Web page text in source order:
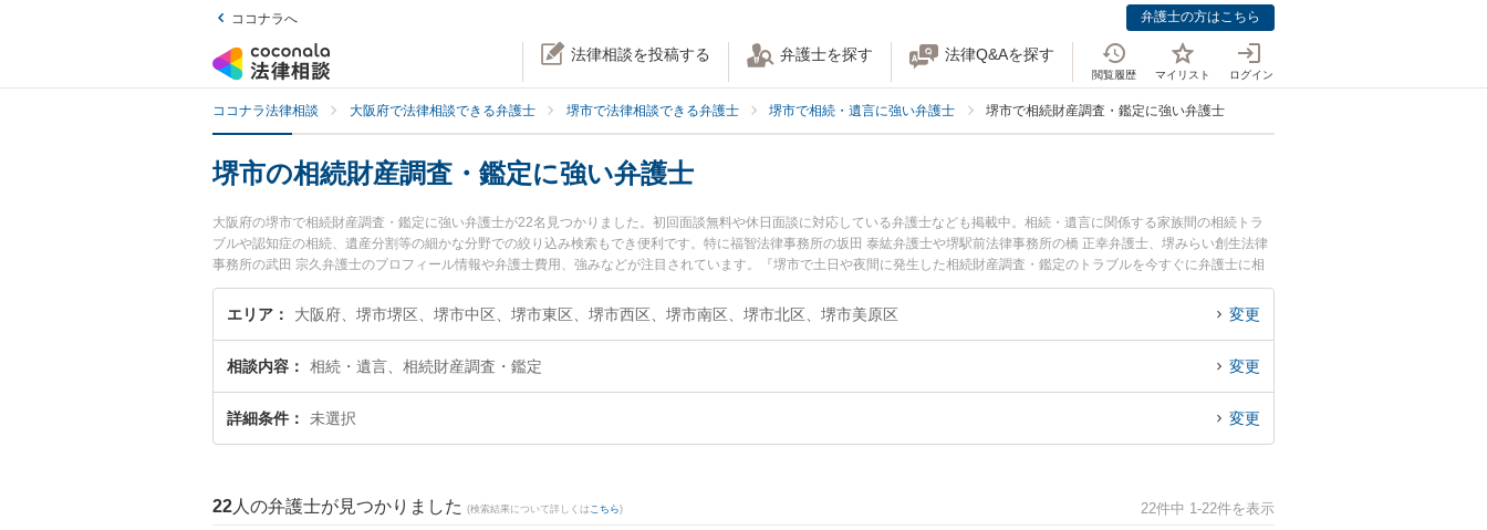
ココナラへ 弁護士の方はこちら
法律相談を投稿する 弁護士を探す 法律Q&Aを探す
閲覧履歴 マイリスト ログイン
ココナラ法律相談 大阪府で法律相談できる弁護士 堺市で法律相談できる弁護士 堺市で相続・遺言に強い弁護士 堺市で相続財産調査・鑑定に強い弁護士
堺市の相続財産調査・鑑定に強い弁護士
大阪府の堺市で相続財産調査・鑑定に強い弁護士が22名見つかりました。初回面談無料や休日面談に対応している弁護士なども掲載中。相続・遺言に関係する家族間の相続トラ
ブルや認知症の相続、遺産分割等の細かな分野での絞り込み検索もでき便利です。特に福智法律事務所の坂田 泰紘弁護士や堺駅前法律事務所の橋 正幸弁護士、堺みらい創生法律
事務所の武田 宗久弁護士のプロフィール情報や弁護士費用、強みなどが注目されています。『堺市で土日や夜間に発生した相続財産調査・鑑定のトラブルを今すぐに弁護士に相
談したい』『相続財産調査・鑑定のトラブル解決の実績豊富な近くの弁護士を検索したい』『初回相談無料で相続財産調査・鑑定を法律相談できる堺市内の弁護士に相談予約した
い』などでお困りの相談者さんにおすすめです。
エリア 大阪府、堺市堺区、堺市中区、堺市東区、堺市西区、堺市南区、堺市北区、堺市美原区 変更
相談内容 相続・遺言、相続財産調査・鑑定 変更
詳細条件 未選択 変更
22 人の弁護士が見つかりました (検索結果について詳しくは こちら) 22件中 1-22件を表示